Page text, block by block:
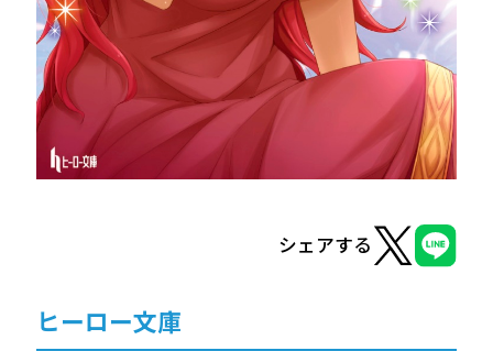
ヒーローコミックス
シェアする
ヒーロー文庫